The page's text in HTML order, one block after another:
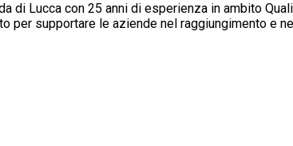
di Lucca con 25 anni di esperienza in ambito
supportare le aziende nel raggiungimento e